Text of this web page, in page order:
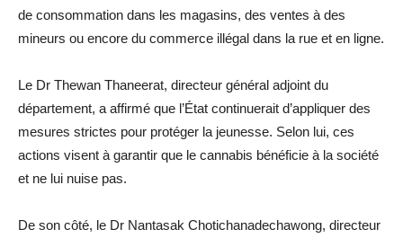
de consommation dans les magasins, des ventes à des
mineurs ou encore du commerce illégal dans la rue et en ligne.
Le Dr Thewan Thaneerat, directeur général adjoint du
département, a affirmé que l’État continuerait d’appliquer des
mesures strictes pour protéger la jeunesse. Selon lui, ces
actions visent à garantir que le cannabis bénéficie à la société
et ne lui nuise pas.
De son côté, le Dr Nantasak Chotichanadechawong, directeur